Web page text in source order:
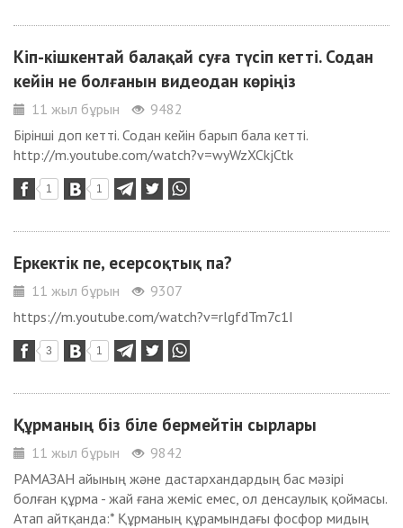
Кіп-кішкентай балақай суға түсіп кетті. Содан
кейін не болғанын видеодан көріңіз
11 жыл бұрын
9482
Бірінші доп кетті. Содан кейін барып бала кетті.
http://m.youtube.com/watch?v=wyWzXCkjCtk
1 1
Еркектік пе, есерсоқтық па?
11 жыл бұрын
9307
https://m.youtube.com/watch?v=rlgfdTm7c1I
3 1
Құрманың біз біле бермейтін сырлары
11 жыл бұрын
9842
РАМАЗАН айының және дастархандардың бас мәзірі
болған құрма - жай ғана жеміс емес, ол денсаулық қоймасы.
Атап айтқанда:* Құрманың құрамындағы фосфор мидың